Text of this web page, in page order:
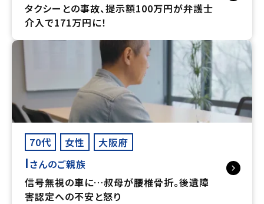
タクシーとの事故、提示額100万円が弁護士
介入で171万円に！
70代 女性 大阪府
Iさんのご親族
信号無視の車に…叔母が腰椎骨折。後遺障
害認定への不安と怒り